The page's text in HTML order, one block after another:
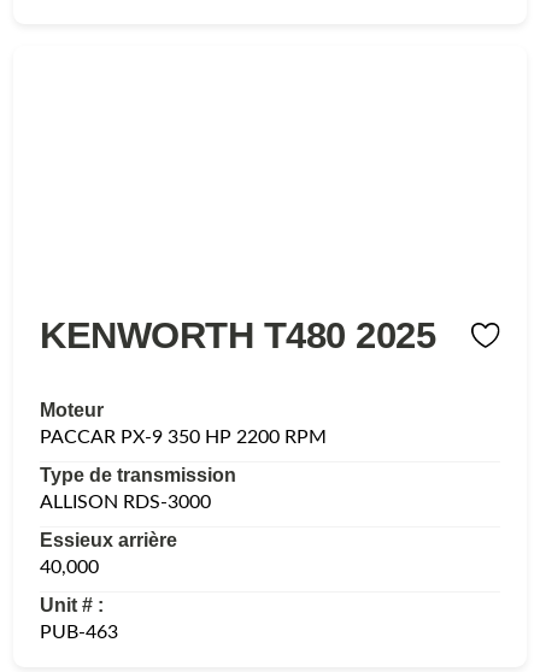
KENWORTH T480 2025
Moteur
PACCAR PX-9 350 HP 2200 RPM
Type de transmission
ALLISON RDS-3000
Essieux arrière
40,000
Unit # :
PUB-463